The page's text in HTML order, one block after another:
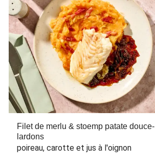
Filet de merlu & stoemp patate douce-
lardons
poireau, carotte et jus à l'oignon